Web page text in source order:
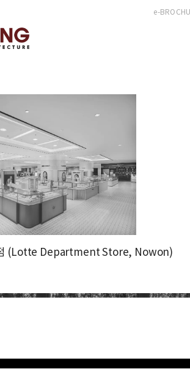
e-
(Lotte Department Store, Nowon)